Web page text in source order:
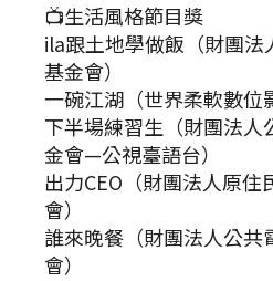
📺生活風格節目獎
ila跟土地學做飯（財團法
基金會）
一碗江湖（世界柔軟數位
下半場練習生（財團法人
金會—公視臺語台）
出力CEO（財團法人原住
會）
誰來晚餐（財團法人公共
會）